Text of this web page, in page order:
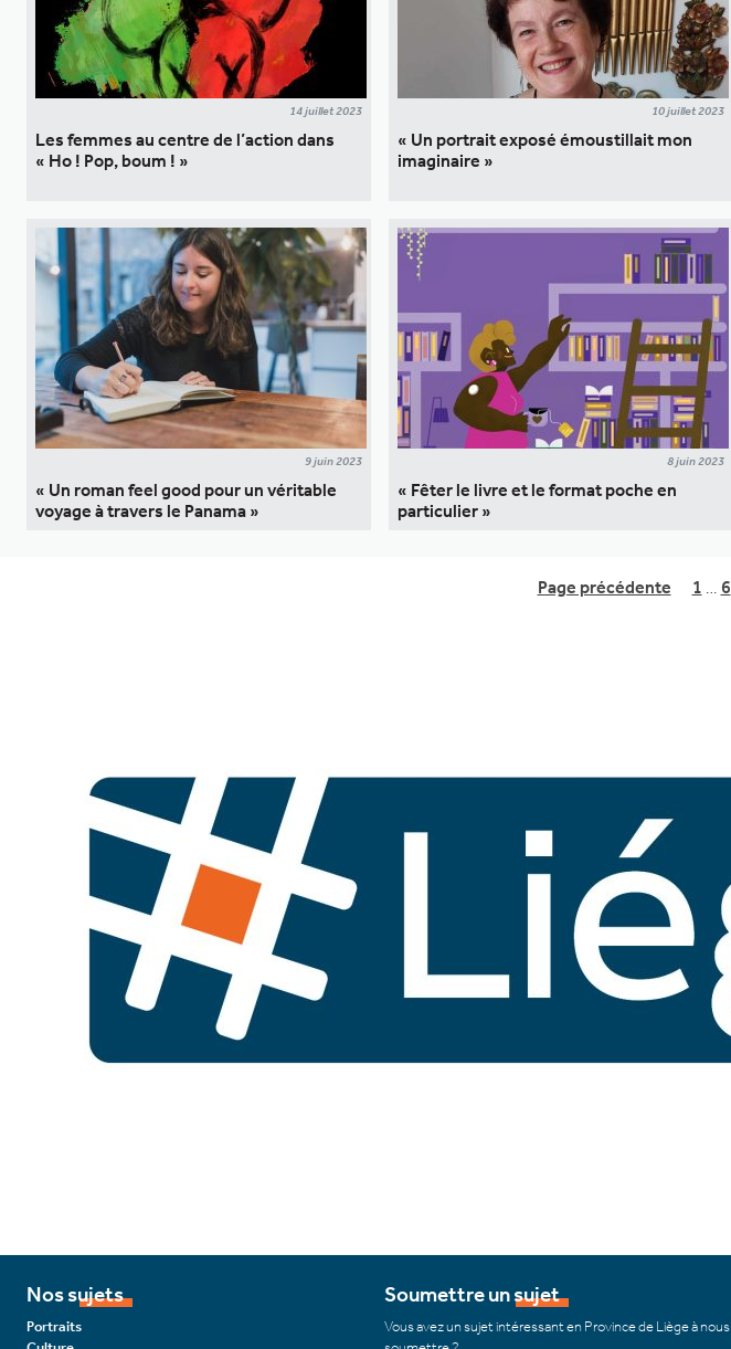
14 juillet 2023
Les femmes au centre de l’action dans
« Ho ! Pop, boum ! »
10 juillet 2023
« Un portrait exposé émoustillait mon
imaginaire »
9 juin 2023
« Un roman feel good pour un véritable
voyage à travers le Panama »
8 juin 2023
« Fêter le livre et le format poche en
particulier »
Page précédente 1 … 6
Nos sujets
Portraits
Soumettre un sujet
Vous avez un sujet intéressant en Province de Liège à nous